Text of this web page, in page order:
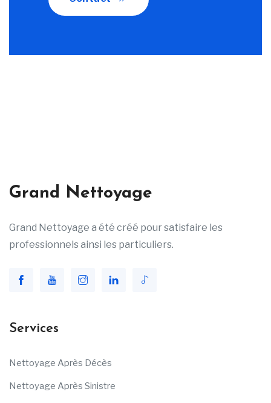
Grand Nettoyage
Grand Nettoyage a été créé pour satisfaire les
professionnels ainsi les particuliers.
Services
Nettoyage Après Décès
Nettoyage Après Sinistre